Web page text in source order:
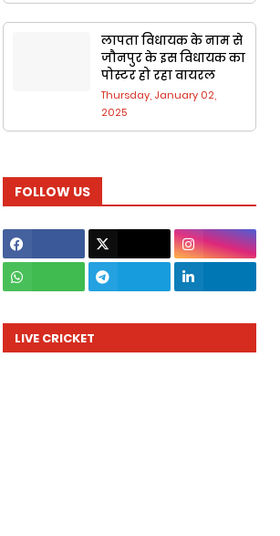
लापता विधायक के नाम से
जौनपुर के ​इस वि​धायक का
पोस्टर हो रहा वायरल
Thursday, January 02,
2025
FOLLOW US
LIVE CRICKET